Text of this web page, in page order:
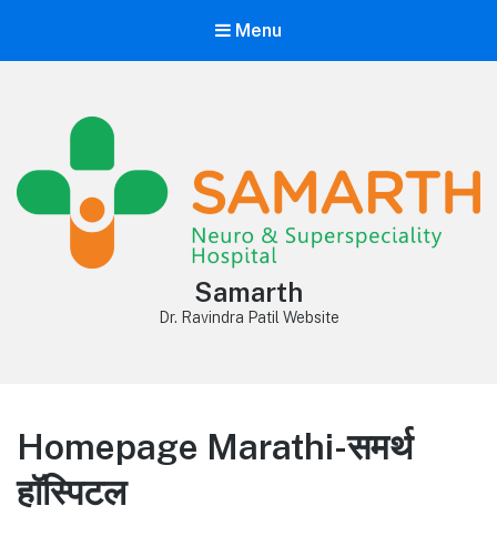
Menu
Samarth
Dr. Ravindra Patil Website
Homepage Marathi-समर्थ
हॉस्पिटल